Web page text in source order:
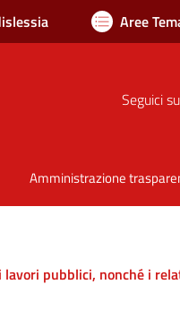
Aree
Seguici su
Amministrazione
lavori pubblici, nonché i